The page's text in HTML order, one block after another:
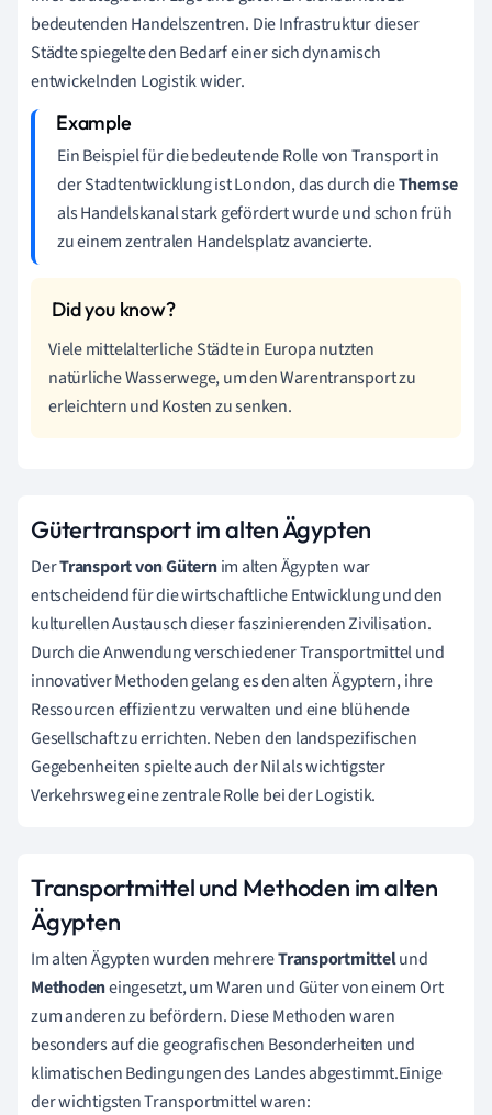
bedeutenden Handelszentren. Die Infrastruktur dieser
Städte spiegelte den Bedarf einer sich dynamisch
entwickelnden Logistik wider.
Ein Beispiel für die bedeutende Rolle von Transport in
der Stadtentwicklung ist London, das durch dieThemse
als Handelskanal stark gefördert wurde und schon früh
zu einem zentralen Handelsplatz avancierte.
Viele mittelalterliche Städte in Europa nutzten
natürliche Wasserwege, um den Warentransport zu
erleichtern und Kosten zu senken.
Gütertransport im alten Ägypten
DerTransport von Güternim alten Ägypten war
entscheidend für die wirtschaftliche Entwicklung und den
kulturellen Austausch dieser faszinierenden Zivilisation.
Durch die Anwendung verschiedener Transportmittel und
innovativer Methoden gelang es den alten Ägyptern, ihre
Ressourcen effizient zu verwalten und eine blühende
Gesellschaft zu errichten. Neben den landspezifischen
Gegebenheiten spielte auch der Nil als wichtigster
Verkehrsweg eine zentrale Rolle bei der Logistik.
Transportmittel und Methoden im alten
Ägypten
Im alten Ägypten wurden mehrereTransportmittelund
Methodeneingesetzt, um Waren und Güter von einem Ort
zum anderen zu befördern. Diese Methoden waren
besonders auf die geografischen Besonderheiten und
klimatischen Bedingungen des Landes abgestimmt.Einige
der wichtigsten Transportmittel waren: